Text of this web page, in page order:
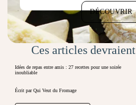
DÉCOUVRIR
Ces articles
Idées de repas entre amis : 27 recettes pour une soirée
inoubliable
Écrit par Qui Veut du Fromage